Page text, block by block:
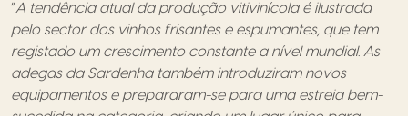
“A tendência atual da produção vitivinícola é ilustrada
pelo sector dos vinhos frisantes e espumantes, que tem
registado um crescimento constante a nível mundial. As
adegas da Sardenha também introduziram novos
equipamentos e prepararam-se para uma estreia bem-